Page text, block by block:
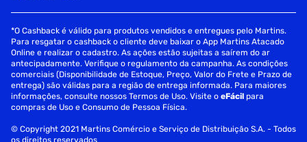
*O Cashback é válido para produtos vendidos e entregues pelo Martins.
Para resgatar o cashback o cliente deve baixar o App Martins Atacado
Online e realizar o cadastro. As ações estão sujeitas a saírem do ar
antecipadamente. Verifique o regulamento da campanha. As condições
comerciais (Disponibilidade de Estoque, Preço, Valor do Frete e Prazo de
entrega) são válidas para a região de entrega informada. Para maiores
informações, consulte nossos Termos de Uso. Visite oeFácil para
compras de Uso e Consumo de Pessoa Física.
© Copyright 2021 Martins Comércio e Serviço de Distribuição S.A. - Todos
os direitos reservados